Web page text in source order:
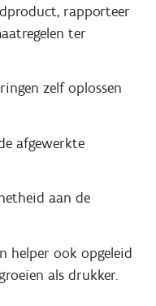
rapporteer
ter
zelf oplossen
afgewerkte
aan de
helper ook opgeleid
als drukker.